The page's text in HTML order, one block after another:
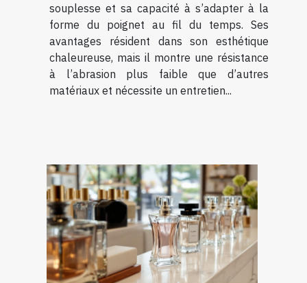
souplesse et sa capacité à s’adapter à la
forme du poignet au fil du temps. Ses
avantages résident dans son esthétique
chaleureuse, mais il montre une résistance
à l’abrasion plus faible que d’autres
matériaux et nécessite un entretien...